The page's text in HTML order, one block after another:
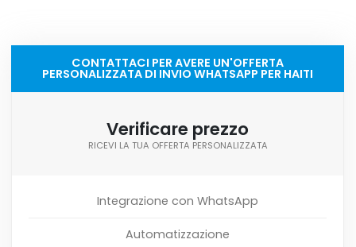
CONTATTACI PER AVERE UN'OFFERTA
PERSONALIZZATA DI INVIO WHATSAPP PER HAITI
Verificare prezzo
RICEVI LA TUA OFFERTA PERSONALIZZATA
Integrazione con WhatsApp
Automatizzazione